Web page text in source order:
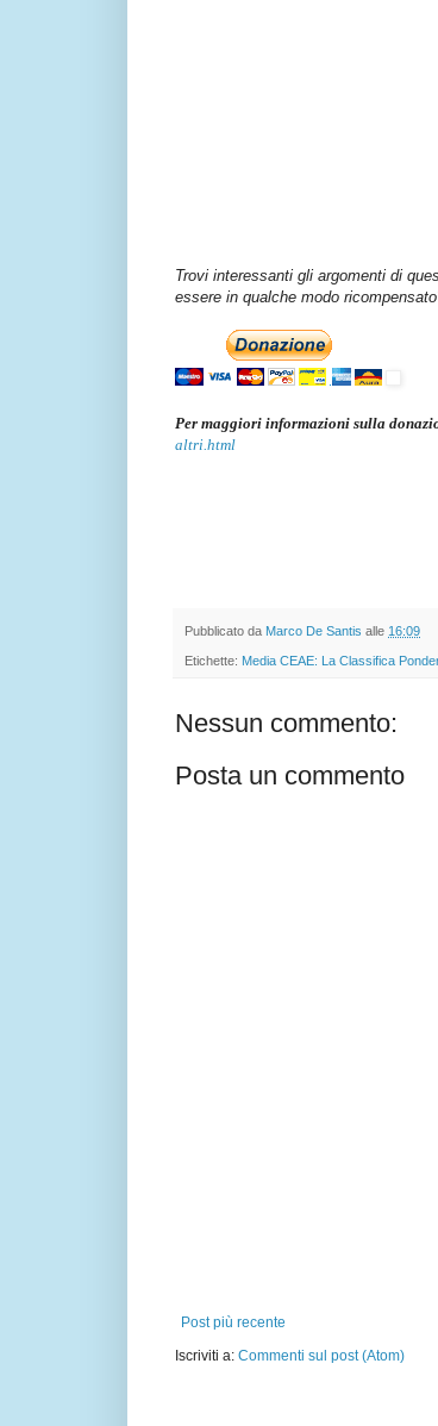
Trovi interessanti gli argomenti di
essere in qualche modo
Per maggiori informazioni sulla
altri.html
Pubblicato da Marco De Santis alle 16:09
Etichette: Media CEAE: La Classifica
Nessun commento:
Posta un commento
Post più recente
Iscriviti a: Commenti sul post (Atom)